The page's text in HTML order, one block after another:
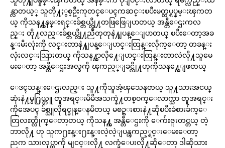
န္လာတယ့္ သူတို႔ႏွစ္ဦးကုတင္ေပၚကဆင္းၿပီးမတ္တပ္ရပ္နမ္းၾကတ
ယ္ ကိုသန႔္ကနမ္းရင္းခ်စ္တယ္လို႔တဖြဖြေျပာတယ္ အန္တီေဌးကလ
ည္း တို႔လည္းခ်စ္တယ္လို႔ညဳတုတုနဲ႔ျပန္ေျပာတယ္ ၿပီးေတာ့အခ
န္းမီးလုံးကို လင္းတာနဲ႔ျပန္ေျပာင္းထြန္းလိုက္ေတာ့ တခန္း
လုံးလင္းသြားတယ္ ကိုသန႔္ဘာလို႔ေျပာင္းထြန္းတာလဲလို႔သူမေ
မးေတာ့ အန္တီေဌးအလွကို ၾကည့္ျခင္လို႔ဟုကိုသန႔္ကေျဖတယ္
ေဒၚသန္းေဌးလည္း သူ႔ကိုသူအံ့ၾသေနတယ္ သူ႔သားအငယ္
ဆုံးနဲ႔မွ႐ြယ္တူ တူအရင္းမိမိအသက္နဲ႔တစ္ဝက္ေလာက္သာ တူအရင္း
ကိုအေပၚ ခ်စ္သူလိုရင္ခုန္ေနမိတယ္ မစဥ္းစားနဲ႔ဆိုၿပီးခံစားခ်က္ေ
တြလႊတ္လိုက္ေတာ့တယ္ ကိုသန႔္က အန္တီေဌးကို ေက်းဇူးတင္တယ္ တဲ့
ဘာလို႔ ဟု သူက႐ႊန္း႐ႊန္းလဲ့လဲ့ျပန္ၾကည့္ရင္းေမးေတာ့
ညက သားလုပ္တာကို မျငင္းလို႔ လက္ခံေပးလို႔ဆိုေတာ့ ဒါဆိုသား